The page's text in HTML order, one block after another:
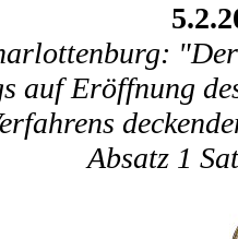
auf Eröffnung
Absatz 1